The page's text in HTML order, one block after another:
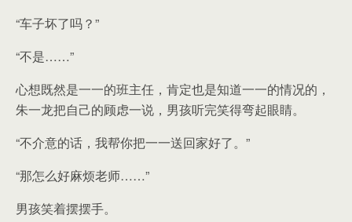
“车子坏了吗？”
“不是……”
心想既然是一一的班主任，肯定也是知道一一的情况的，
朱一龙把自己的顾虑一说，男孩听完笑得弯起眼睛。
“不介意的话，我帮你把一一送回家好了。”
“那怎么好麻烦老师……”
男孩笑着摆摆手。